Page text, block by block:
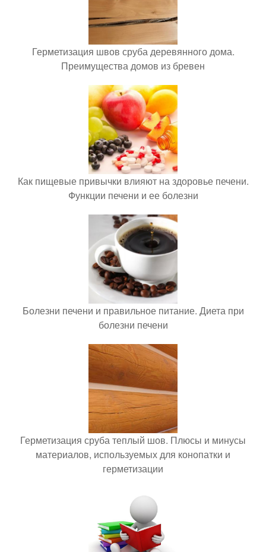
Герметизация швов сруба деревянного дома.
Преимущества домов из бревен
Как пищевые привычки влияют на здоровье печени.
Функции печени и ее болезни
Болезни печени и правильное питание. Диета при
болезни печени
Герметизация сруба теплый шов. Плюсы и минусы
материалов, используемых для конопатки и
герметизации